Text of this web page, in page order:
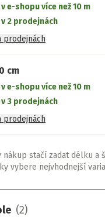
e-shopuvíce než 10 m
2 prodejnách
prodejnách
cm
e-shopuvíce než 10 m
3 prodejnách
prodejnách
nákup stačí zadat délku a
vybere nejvhodnejší
(2)